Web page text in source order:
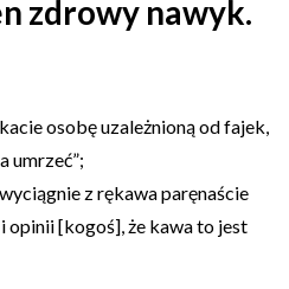
zdrowy nawyk.
osobę uzależnioną od fajek,
umrzeć”;
wyciągnie z rękawa paręnaście
[kogoś], że kawa to jest